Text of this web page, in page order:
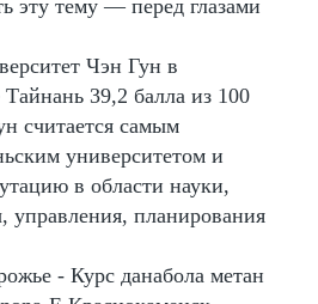
эту тему — перед глазами
Чэн Гун в
Тайнань 39,2 балла из 100
считается самым
университетом и
в области науки,
планирования
- Курс данабола метан